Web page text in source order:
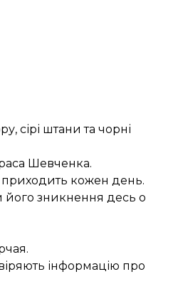
сірі штани та чорні
Шевченка.
приходить кожен день.
його зникнення десь о
інформацію про